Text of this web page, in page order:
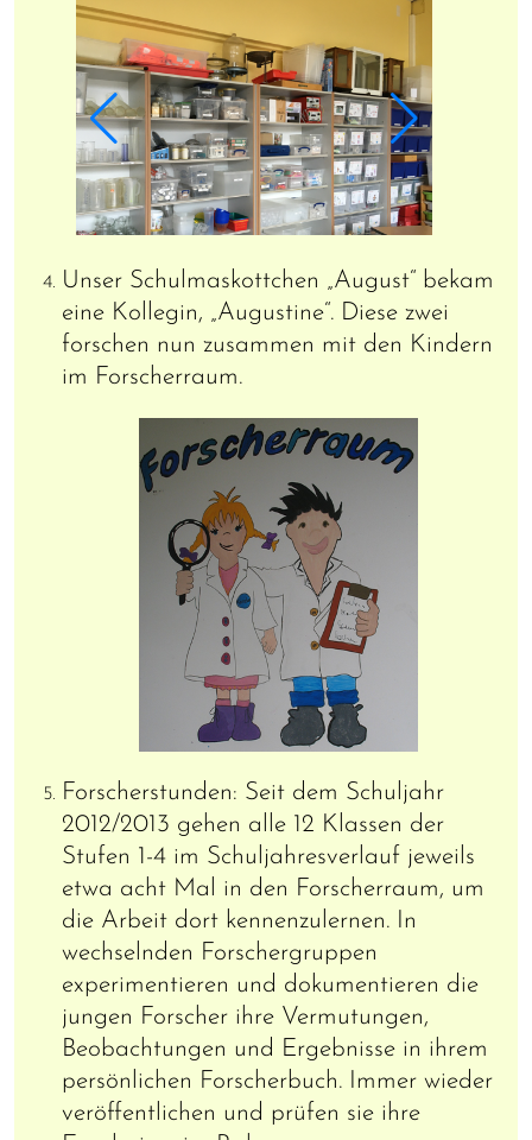
Unser Schulmaskottchen „August“ bekam
eine Kollegin, „Augustine“. Diese zwei
forschen nun zusammen mit den Kindern
im Forscherraum.
Forscherstunden: Seit dem Schuljahr
2012/2013 gehen alle 12 Klassen der
Stufen 1-4 im Schuljahresverlauf jeweils
etwa acht Mal in den Forscherraum, um
die Arbeit dort kennenzulernen. In
wechselnden Forschergruppen
experimentieren und dokumentieren die
jungen Forscher ihre Vermutungen,
Beobachtungen und Ergebnisse in ihrem
persönlichen Forscherbuch. Immer wieder
veröffentlichen und prüfen sie ihre